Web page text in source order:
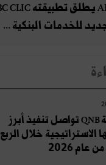
للخدمات البنكية ...
مجموعة QNB تواصل تنفيذ أبرز
الاستراتيجية خلال الربع
عام 2026